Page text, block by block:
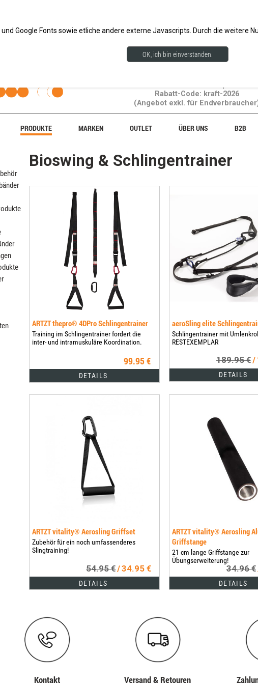
Rabatt-Code: kraft-2026
(Angebot exkl. für
PRODUKTE MARKEN OUTLET ÜBER UNS B2B
Bioswing & Schlingentrainer
ARTZT thepro® 4DPro Schlingentrainer
Training im Schlingentrainer fordert die
inter- und intramuskuläre Koordination.
99.95 €
DETAILS
aeroSling elite
Schlingentrainer mit
RESTEXEMPLAR
189.95 €/
DETAILS
ARTZT vitality® Aerosling Griffset
Zubehör für ein noch umfassenderes
Slingtraining!
54.95 €/34.95 €
DETAILS
ARTZT vitality® Aerosling
Griffstange
21 cm lange Griffstange zur
Übungserweiterung!
34.96 €
DETAILS
Kontakt Versand & Retouren
Google Fonts sowie etliche andere externe Javascripts. Durch die weitere
OK, ich bin einverstanden.